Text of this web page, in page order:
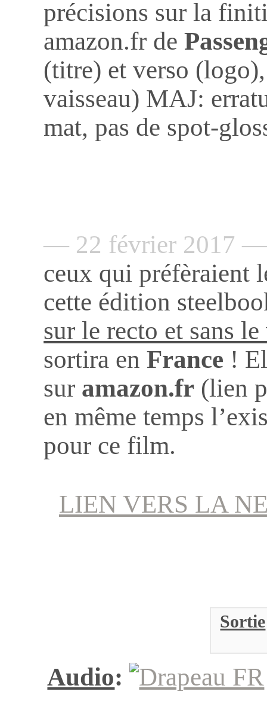
précisions sur la
amazon.fr de
(titre) et verso
vaisseau) MAJ:
mat, pas de spot-
— 22 février 2017
ceux qui préfèraient
cette édition
sur le recto et sans
sortira en France !
sur amazon.fr (lien
en même temps
pour ce film.
LIEN VERS LA
Sortie
Audio: